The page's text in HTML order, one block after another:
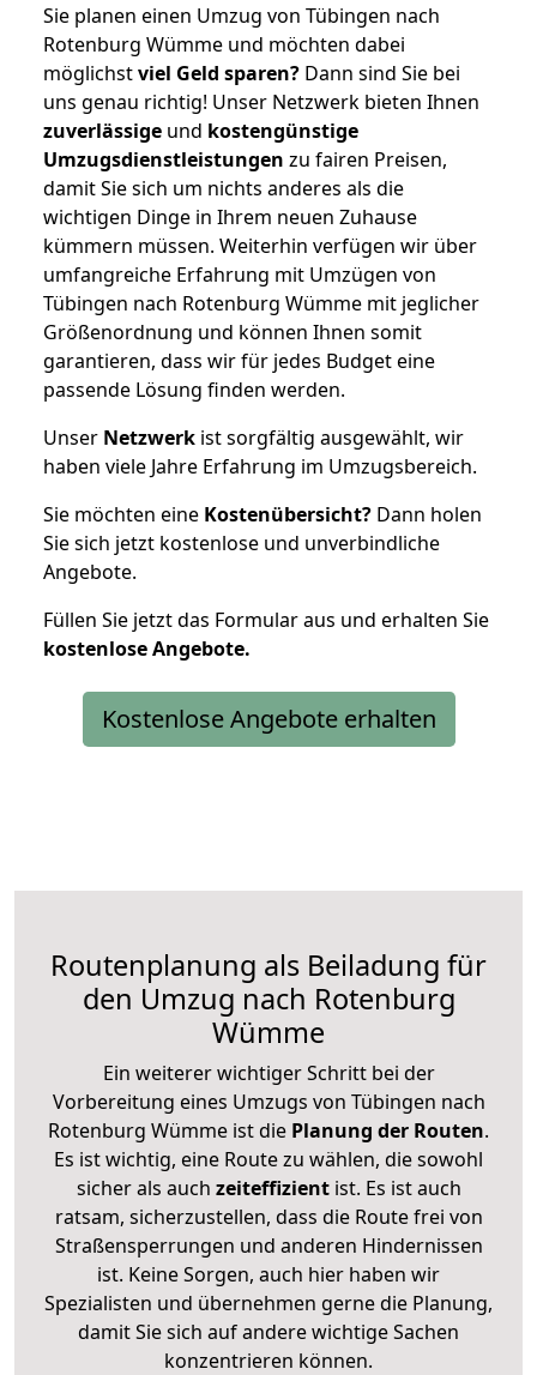
Sie planen einen Umzug von Tübingen nach
Rotenburg Wümme und möchten dabei
möglichstviel Geld sparen? Dann sind Sie bei
uns genau richtig! Unser Netzwerk bieten Ihnen
zuverlässige und kostengünstige
Umzugsdienstleistungen zu fairen Preisen,
damit Sie sich um nichts anderes als die
wichtigen Dinge in Ihrem neuen Zuhause
kümmern müssen. Weiterhin verfügen wir über
umfangreiche Erfahrung mit Umzügen von
Tübingen nach Rotenburg Wümme mit jeglicher
Größenordnung und können Ihnen somit
garantieren, dass wir für jedes Budget eine
passende Lösung finden werden.
Unser Netzwerk ist sorgfältig ausgewählt, wir
haben viele Jahre Erfahrung im Umzugsbereich.
Sie möchten eine Kostenübersicht? Dann holen
Sie sich jetzt kostenlose und unverbindliche
Angebote.
Füllen Sie jetzt das Formular aus und erhalten Sie
kostenloseAngebote.
Kostenlose Angebote erhalten
Routenplanung als Beiladung für
den Umzug nach Rotenburg
Wümme
Ein weiterer wichtiger Schritt bei der
Vorbereitung eines Umzugs von Tübingen nach
Rotenburg Wümme ist die Planung der Routen.
Es ist wichtig, eine Route zu wählen, die sowohl
sicher als auch zeiteffizientist. Es ist auch
ratsam, sicherzustellen, dass die Route frei von
Straßensperrungen und anderen Hindernissen
ist. Keine Sorgen, auch hier haben wir
Spezialisten und übernehmen gerne die Planung,
damit Sie sich auf andere wichtige Sachen
konzentrieren können.